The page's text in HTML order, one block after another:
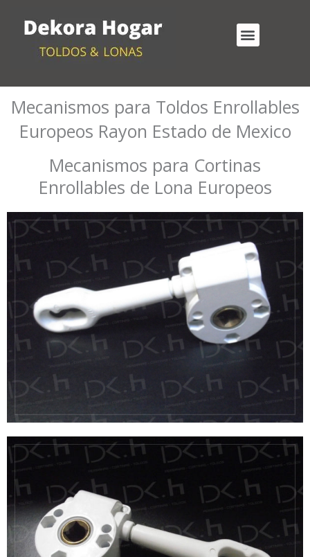
contenido
Menu
Mecanismos para Toldos Enrollables
Europeos Rayon Estado de Mexico
Mecanismos para Cortinas
Enrollables de Lona Europeos